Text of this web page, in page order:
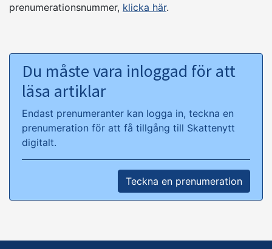
prenumerationsnummer, klicka här.
Du måste vara inloggad för att
läsa artiklar
Endast prenumeranter kan logga in, teckna en
prenumeration för att få tillgång till Skattenytt
digitalt.
Teckna en prenumeration